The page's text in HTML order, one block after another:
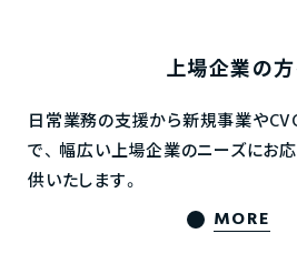
上場企業の
日常業務の支援から新規事業や
で、 幅広い上場企業のニーズにお
供いたします。
MORE